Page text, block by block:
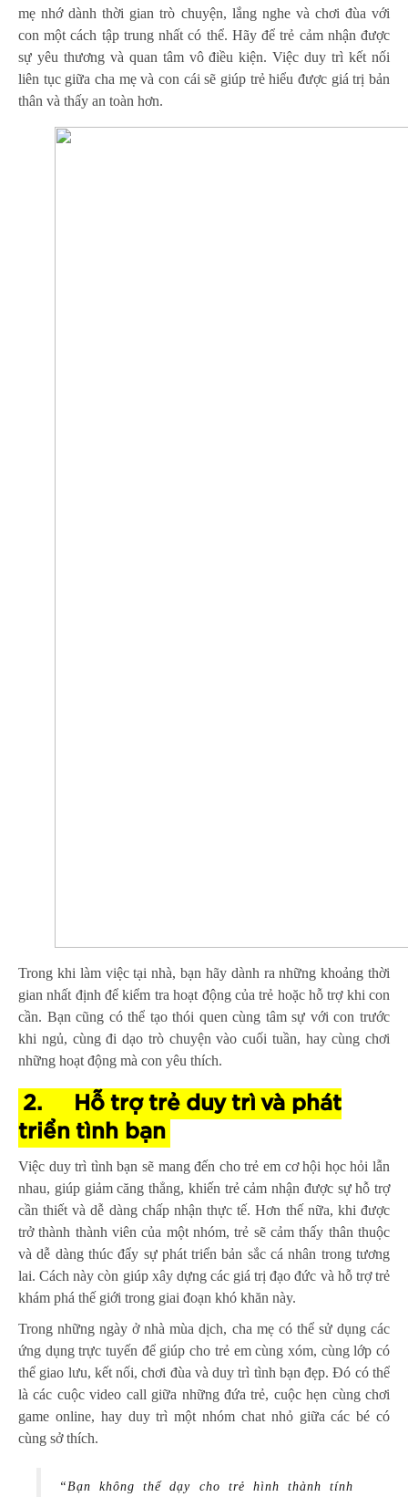
mẹ nhớ dành thời gian trò chuyện, lắng nghe và chơi đùa với
con một cách tập trung nhất có thể. Hãy để trẻ cảm nhận được
sự yêu thương và quan tâm vô điều kiện. Việc duy trì kết nối
liên tục giữa cha mẹ và con cái sẽ giúp trẻ hiểu được giá trị bản
thân và thấy an toàn hơn.
Trong khi làm việc tại nhà, bạn hãy dành ra những khoảng thời
gian nhất định để kiểm tra hoạt động của trẻ hoặc hỗ trợ khi con
cần. Bạn cũng có thể tạo thói quen cùng tâm sự với con trước
khi ngủ, cùng đi dạo trò chuyện vào cuối tuần, hay cùng chơi
những hoạt động mà con yêu thích.
2.
Hỗ trợ trẻ duy trì và phát
triển tình bạn
Việc duy trì tình bạn sẽ mang đến cho trẻ em cơ hội học hỏi lẫn
nhau, giúp giảm căng thẳng, khiến trẻ cảm nhận được sự hỗ trợ
cần thiết và dễ dàng chấp nhận thực tế. Hơn thế nữa, khi được
trở thành thành viên của một nhóm, trẻ sẽ cảm thấy thân thuộc
và dễ dàng thúc đẩy sự phát triển bản sắc cá nhân trong tương
lai. Cách này còn giúp xây dựng các giá trị đạo đức và hỗ trợ trẻ
khám phá thế giới trong giai đoạn khó khăn này.
Trong những ngày ở nhà mùa dịch, cha mẹ có thể sử dụng các
ứng dụng trực tuyến để giúp cho trẻ em cùng xóm, cùng lớp có
thể giao lưu, kết nối, chơi đùa và duy trì tình bạn đẹp. Đó có thể
là các cuộc video call giữa những đứa trẻ, cuộc hẹn cùng chơi
game online, hay duy trì một nhóm chat nhỏ giữa các bé có
cùng sở thích.
“Bạn không thể dạy cho trẻ hình thành tính